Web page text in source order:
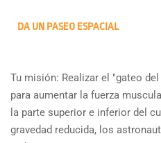
DA UN PASEO ESPACIAL
Tu misión: Realizar el "gateo
para aumentar la fuerza
la parte superior e inferior del
gravedad reducida, los